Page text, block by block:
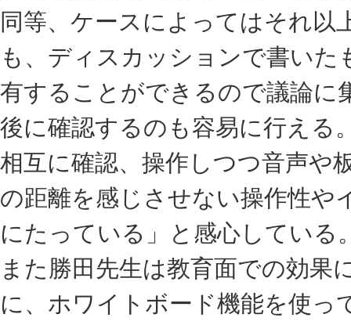
同等、ケースによってはそれ以
も、ディスカッションで書い
有することができるので議論に
後に確認するのも容易に行える
相互に確認、操作しつつ音声や
の距離を感じさせない操作性や
にたっている」と感心している
また勝田先生は教育面での効果
に、ホワイトボード機能を使っ